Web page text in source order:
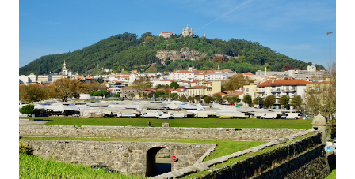
2ª a 5ª feira a partir das 20:00 (DIAS ÚTEIS)